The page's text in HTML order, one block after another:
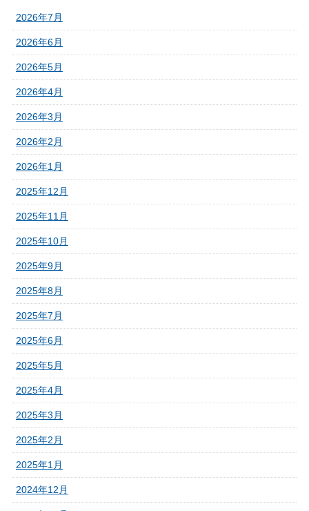
2026年7月
2026年6月
2026年5月
2026年4月
2026年3月
2026年2月
2026年1月
2025年12月
2025年11月
2025年10月
2025年9月
2025年8月
2025年7月
2025年6月
2025年5月
2025年4月
2025年3月
2025年2月
2025年1月
2024年12月